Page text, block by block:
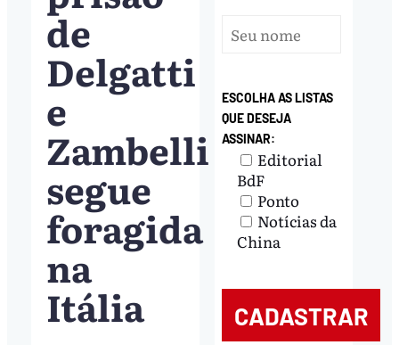
de
Delgatti
e
Zambelli
segue
foragida
na
Itália
ESCOLHA AS LISTAS
QUE DESEJA
ASSINAR:
Editorial
BdF
Ponto
Notícias da
China